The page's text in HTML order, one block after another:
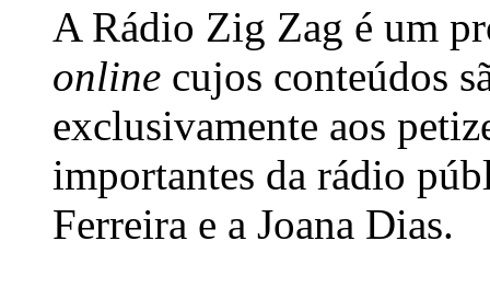
A Rádio Zig Zag é um
online cujos conteúdos
exclusivamente aos
importantes da rádio
Ferreira e a Joana Dias.